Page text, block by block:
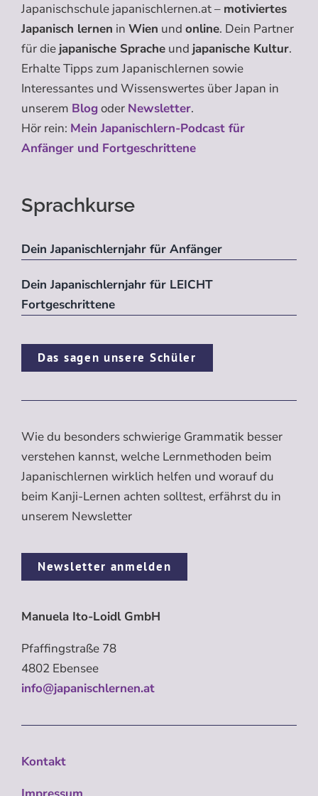
Japanischschule japanischlernen.at – motiviertes
Japanisch lernen in Wien und online. Dein Partner
für die japanische Sprache und japanische Kultur.
Erhalte Tipps zum Japanischlernen sowie
Interessantes und Wissenswertes über Japan in
unserem Blogoder Newsletter.
Hör rein: Mein Japanischlern-Podcast für
Anfänger und Fortgeschrittene
Sprachkurse
Dein Japanischlernjahr für Anfänger
Dein Japanischlernjahr für LEICHT
Fortgeschrittene
Das sagen unsere Schüler
Wie du besonders schwierige Grammatik besser
verstehen kannst, welche Lernmethoden beim
Japanischlernen wirklich helfen und worauf du
beim Kanji-Lernen achten solltest, erfährst du in
unserem Newsletter
Newsletter anmelden
Manuela Ito-Loidl GmbH
Pfaffingstraße 78
4802 Ebensee
info@japanischlernen.at
Kontakt